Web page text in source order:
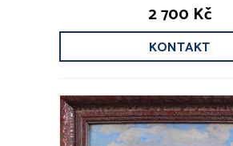
2 700 Kč
KONTAKT